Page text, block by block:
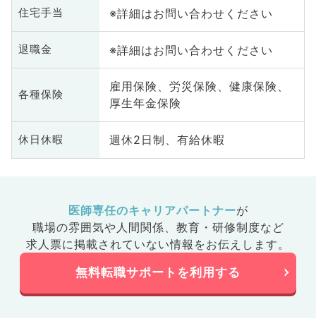
住宅手当 ※詳細はお問い合わせください
退職金 ※詳細はお問い合わせください
各種保険
雇用保険、労災保険、健康保険、
厚生年金保険
休日休暇 週休2日制、有給休暇
医師専任のキャリアパートナーが
職場の雰囲気や人間関係、 教育・研修制度など
求人票に掲載されていない情報をお伝えします。
無料転職サポートを利用する